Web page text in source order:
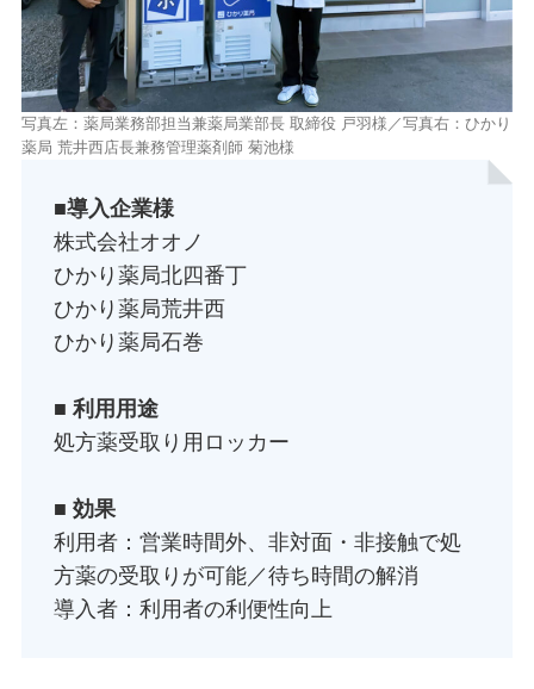
写真左：薬局業務部担当兼薬局業部長 取締役 戸羽様／写真右：ひかり
薬局 荒井西店長兼務管理薬剤師 菊池様
■導入企業様
株式会社オオノ
ひかり薬局北四番丁
ひかり薬局荒井西
ひかり薬局石巻
■ 利用用途
処方薬受取り用ロッカー
■ 効果
利用者：営業時間外、非対面・非接触で処
方薬の受取りが可能／待ち時間の解消
導入者：利用者の利便性向上